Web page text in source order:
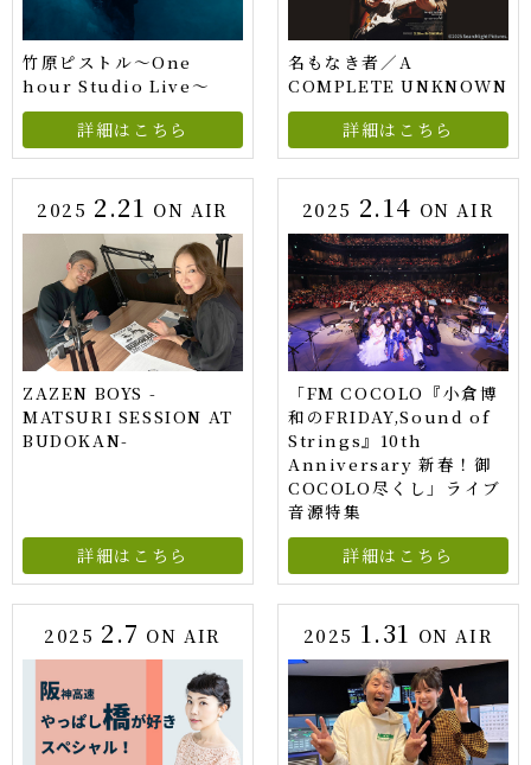
竹原ピストル〜One
hour Studio Live〜
詳細はこちら
名もなき者／A
COMPLETE UNKNOWN
詳細はこちら
2025 2.21 ON AIR
ZAZEN BOYS -
MATSURI SESSION AT
BUDOKAN-
詳細はこちら
2025 2.14 ON AIR
「FM COCOLO『小倉博
和のFRIDAY,Sound of
Strings』10th
Anniversary 新春！御
COCOLO尽くし」ライブ
音源特集
詳細はこちら
2025 2.7 ON AIR 2025 1.31 ON AIR